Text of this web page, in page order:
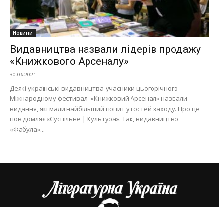
Новини
Видавництва назвали лідерів продажу
«Книжкового Арсеналу»
30.06.2021
Деякі українські видавництва-учасники цьогорічного
Міжнародному фестивалі «Книжковий Арсенал» назвали
видання, які мали найбільший попит у гостей заходу. Про це
повідомляє «Суспільне | Культура». Так, видавництво
«Фабула»...